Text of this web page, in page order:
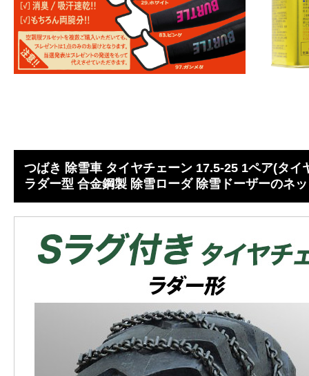
つばき 除雪車 タイヤチェーン 17.5-25 1ペア(タイ
ラダー型 合金鋼製 除雪ローダ 除雪ドーザーのネ